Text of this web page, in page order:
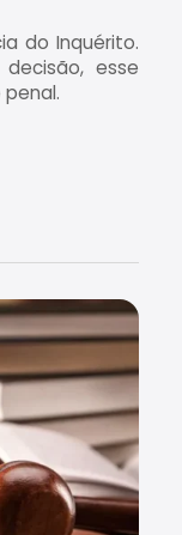
do Inquérito.
esse